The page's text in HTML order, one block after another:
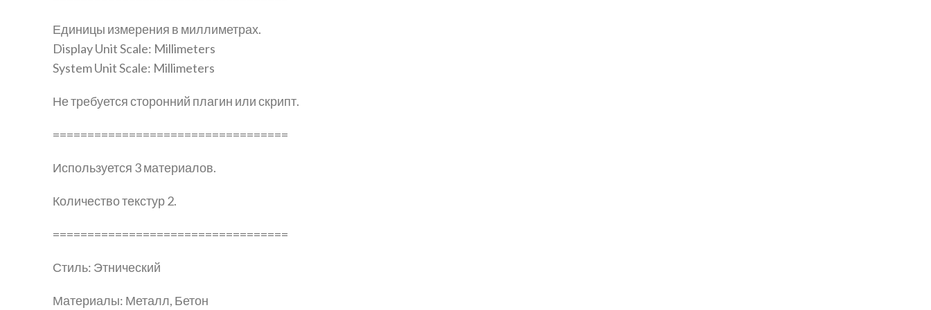
Единицы измерения в миллиметрах.
Display Unit Scale: Millimeters
System Unit Scale: Millimeters
Не требуется сторонний плагин или скрипт.
==================================
Используется 3 материалов.
Количество текстур 2.
==================================
Стиль: Этнический
Материалы: Металл, Бетон